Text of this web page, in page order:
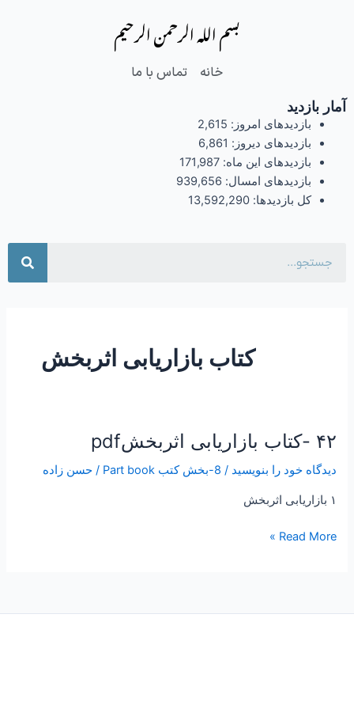
بسم الله الرحمن الرحیم
خانه تماس با ما
آمار بازدید
بازدیدهای امروز: 2,615
بازدیدهای دیروز: 6,861
بازدیدهای این ماه: 171,987
بازدیدهای امسال: 939,656
کل بازدیدها: 13,592,290
کتاب بازاریابی اثربخش
۴۲ -کتاب بازاریابی اثربخشpdf
دیدگاه‌ خود را بنویسید / 8-بخش کتب Part book /حسن زاده
۱ بازاریابی اثربخش
۴۲
بازاریابی
اثربخشpdf
Read More »